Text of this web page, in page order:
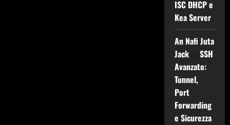
ISC DHCP e
Kea Server
An Nafi Juta
Jacksu SSH
Avanzato:
Tunnel,
Port
Forwarding
e Sicurezza